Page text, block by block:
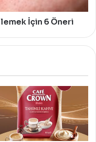
İçin 6 Öneri